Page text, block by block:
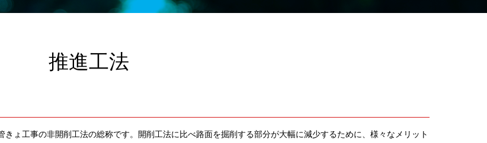
推進工法
ょ工事の非開削工法の総称です。開削工法に比べ路面を掘削する部分が大幅に減少するために、様々なメリット